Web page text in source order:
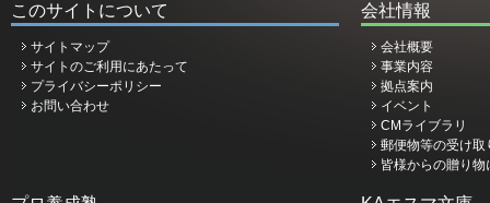
このサイトについて
サイトマップ
サイトのご利用にあたって
プライバシーポリシー
お問い合わせ
会社情報
会社概要
事業内容
拠点案内
イベント
CMライブラリ
郵便物等の受け取
皆様からの贈り